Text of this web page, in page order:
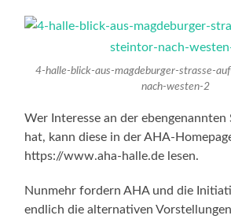
4-halle-blick-aus-magdeburger-strasse-
nach-westen-2
Wer Interesse an der ebengenannten
hat, kann diese in der AHA-
https://www.aha-halle.de lesen.
Nunmehr fordern AHA und die
endlich die alternativen